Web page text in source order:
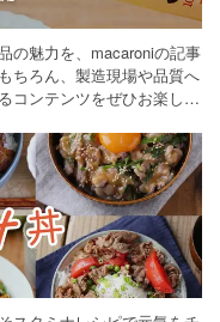
の魅力を、macaroniの記事
ちろん、製造現場や品質へ
コンテンツをぜひお楽しみ